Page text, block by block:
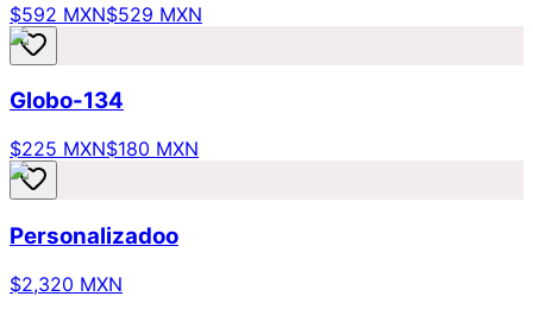
$592 MXN$529 MXN
Globo-134
$225 MXN$180 MXN
Personalizadoo
$2,320 MXN